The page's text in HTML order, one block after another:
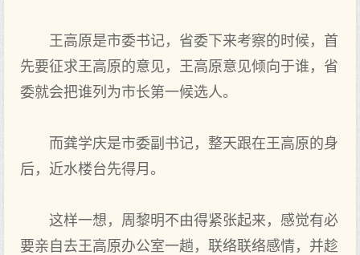
王高原是市委书记，省委下来考察的时候，首
先要征求王高原的意见，王高原意见倾向于谁，省
委就会把谁列为市长第一候选人。
而龚学庆是市委副书记，整天跟在王高原的身
后，近水楼台先得月。
这样一想，周黎明不由得紧张起来，感觉有必
要亲自去王高原办公室一趟，联络联络感情，并趁